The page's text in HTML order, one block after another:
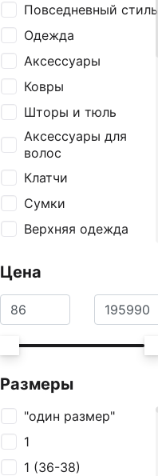
Повседневный стиль
Одежда
Аксессуары
Ковры
Шторы и тюль
Аксессуары для
волос
Клатчи
Сумки
Верхняя одежда
Носки
Шапки и перчатки
Галстуки
Нижнее белье
Футболки и майки
Рубашки
Цена
Размеры
"один размер"
1
1 (36-38)